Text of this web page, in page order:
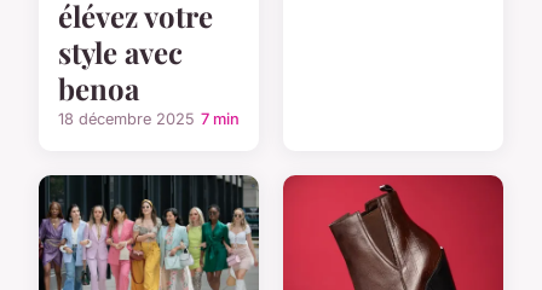
élévez votre
style avec
benoa
18 décembre 2025 7 min